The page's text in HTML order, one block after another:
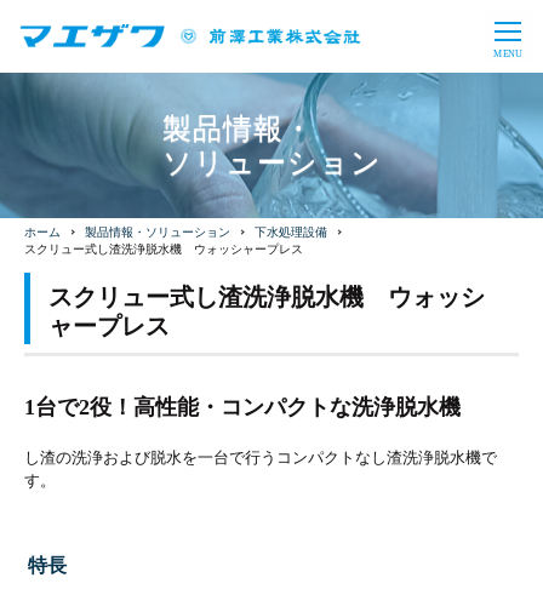
CLOSE
MENU
製品情報・ソリューション
下水処理設備
スクリュー式し渣洗浄脱水機 ウォッシャープレス
スクリュー式し渣洗浄脱水機 ウォッシ
ャープレス
1台で2役！高性能・コンパクトな洗浄脱水機
し渣の洗浄および脱水を一台で行うコンパクトなし渣洗浄脱水機で
す。
特長
バルブ・制水扉 上水処理設備
産業用水処理設備
バイオガスプラント
トップメッセージ 会社概要
事業所一覧
CSR SDGs
アーカイブ
投資家情報
IRライブラリ
株式情報
採用情報
事業概要
福利厚生 数字で見るマエザワ
日本語 English
製品情報・
ソリューション